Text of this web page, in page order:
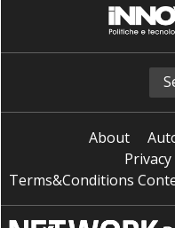
About
Terms&Conditions